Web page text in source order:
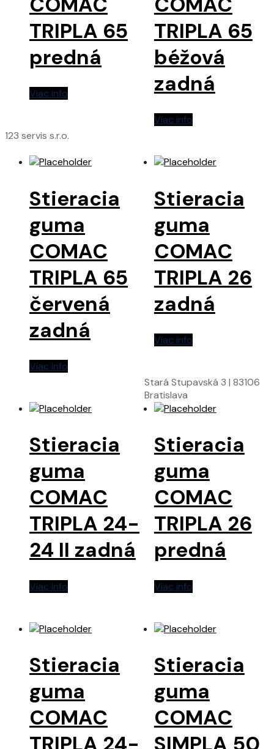
TRIPLA 65
predná
Viac info
TRIPLA 65
béžová
zadná
Viac info
Stieracia
guma
COMAC
TRIPLA 65
červená
zadná
Viac info
Stieracia
guma
COMAC
TRIPLA 26
zadná
Viac info
Stieracia
guma
COMAC
TRIPLA 24-
24 II zadná
Viac info
Stieracia
guma
COMAC
TRIPLA 26
predná
Viac info
Stieracia
guma
COMAC
Stieracia
guma
COMAC
123 servis s.r.o.
Stará Stupavská 3 | 83106
Bratislava